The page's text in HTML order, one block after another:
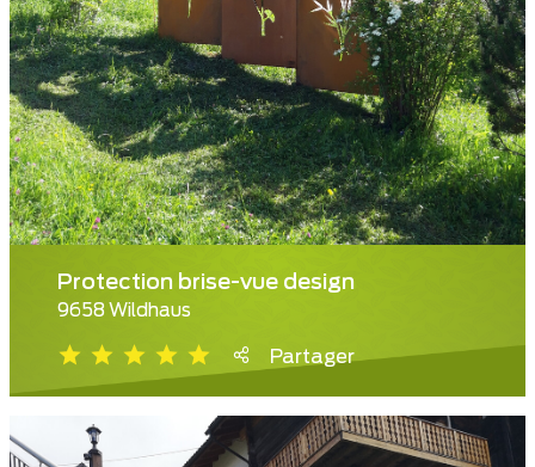
Protection brise-vue design
9658 Wildhaus
Partager